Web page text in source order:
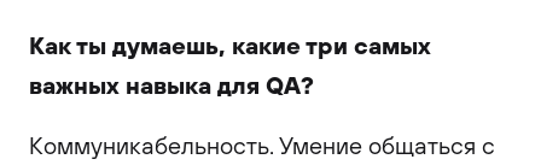
Как ты думаешь, какие три самых
важных навыка для QA?
Коммуникабельность. Умение общаться с